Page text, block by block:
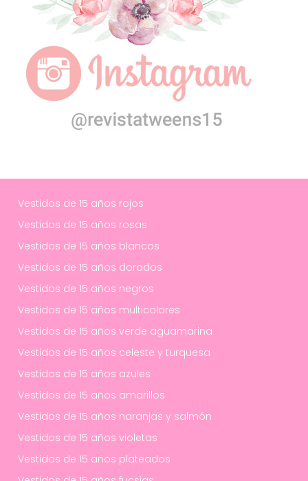
Vestidos de 15 años rojos
Vestidos de 15 años rosas
Vestidos de 15 años blancos
Vestidos de 15 años dorados
Vestidos de 15 años negros
Vestidos de 15 años multicolores
Vestidos de 15 años verde aguamarina
Vestidos de 15 años celeste y turquesa
Vestidos de 15 años azules
Vestidos de 15 años amarillos
Vestidos de 15 años naranjas y salmón
Vestidos de 15 años violetas
Vestidos de 15 años plateados